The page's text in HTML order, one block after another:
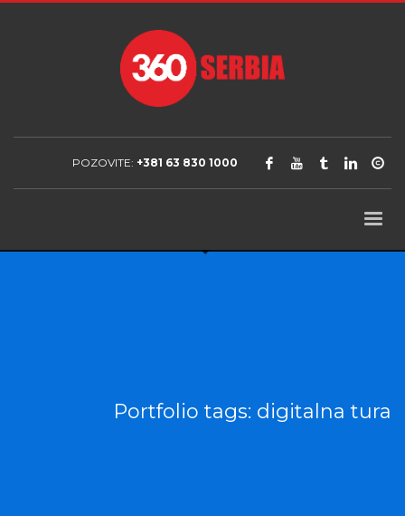
POZOVITE: +381 63 830 1000
Portfolio tags: digitalna tura